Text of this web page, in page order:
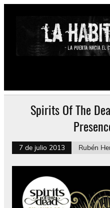
Saltar
Psychedelic, Stoner,
Spirits Of The
7 de julio 2013 Rubén